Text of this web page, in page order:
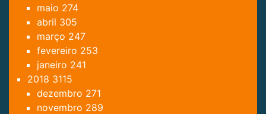
maio 274
abril 305
março 247
fevereiro 253
janeiro 241
2018 3115
dezembro 271
novembro 289